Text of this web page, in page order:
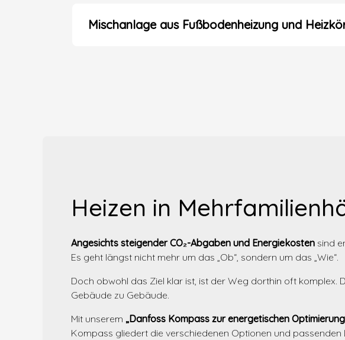
Mischanlage aus Fußbodenheizung und
Heizen in
Angesichts steigender CO₂-Abgaben und Energiekosten sind
Es geht längst nicht mehr um das „Ob“, sondern um das „Wie“.
Doch obwohl das Ziel klar ist, ist der Weg dorthin oft
Gebäude zu Gebäude.
Mit unserem „Danfoss Kompass zur energetischen
Kompass gliedert die verschiedenen Optionen und